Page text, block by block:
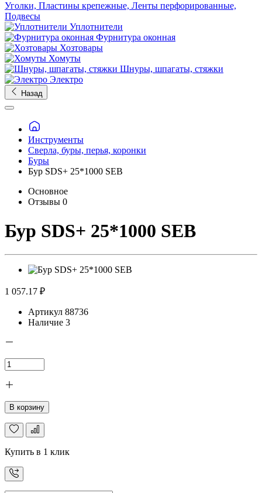
Уголки, Пластины крепежные, Ленты перфорированные,
Подвесы
Уплотнители
Фурнитура оконная
Хозтовары
Хомуты
Шнуры, шпагаты, стяжки
Электро
Назад
Инструменты
Сверла, буры, перья, коронки
Буры
Бур SDS+ 25*1000 SEB
Основное
Отзывы 0
Бур SDS+ 25*1000 SEB
1 057.17 ₽
Артикул 88736
Наличие 3
В корзину
Купить в 1 клик